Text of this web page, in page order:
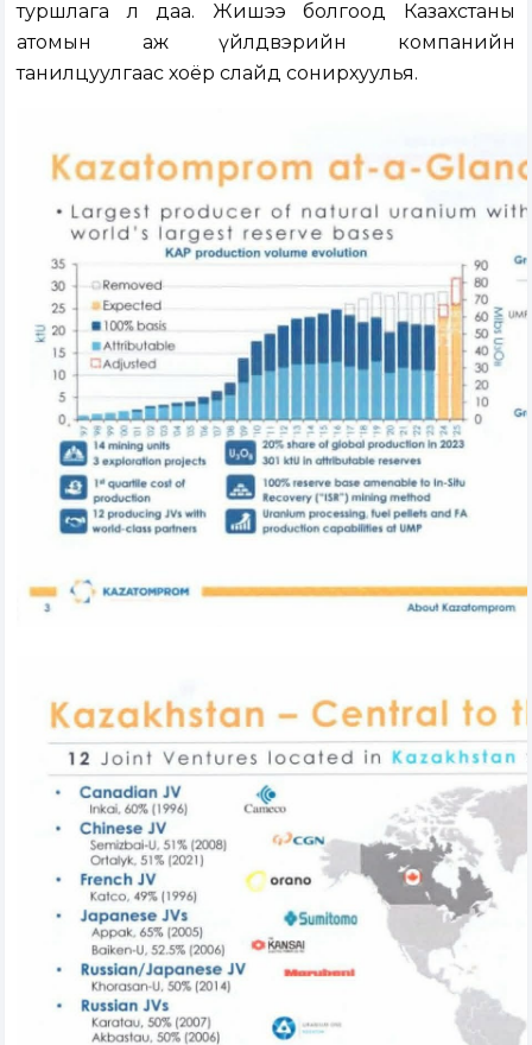
туршлага л даа. Жишээ болгоод Казахстаны
атомын аж үйлдвэрийн компанийн
танилцуулгаас хоёр слайд сонирхуулья.